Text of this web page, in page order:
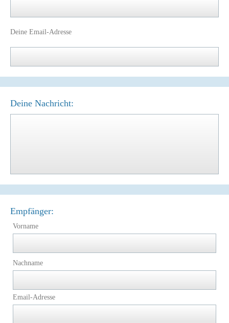
Deine Email-Adresse
Deine Nachricht:
Empfänger:
Vorname
Nachname
Email-Adresse